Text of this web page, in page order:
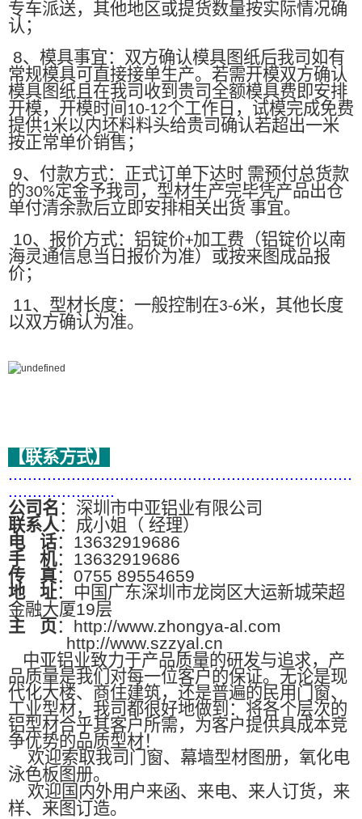
专车派送，其他地区或提货数量按实际情况确
认；
8、模具事宜：双方确认模具图纸后我司如有
常规模具可直接接单生产。若需开模双方确认
模具图纸且在我司收到贵司全额模具费即安排
开模，开模时间 10-12个工作日，试模完成免费
提供1米以内坯料料头给贵司确认若超出一米
按正常单价销售；
9、付款方式：正式订单下达时 需预付总货款
的30%定金予我司，型材生产完毕凭产品出仓
单付清余款后立即安排相关出货 事宜。
10、报价方式：铝锭价+加工费（铝锭价以南
海灵通信息当日报价为准）或按来图成品报
价；
11、型材长度：一般控制在3-6米，其他长度
以双方确认为准。
【联系方式】
.......................................................................
......................
公司名 ：深圳市中亚铝业有限公司
联系人：成小姐（ 经理）
电
话：13632919686
手 机：13632919686
传
真：0755 89554659
地
址：中国广东深圳市龙岗区大运新城荣超
金融大厦19层
主
页：http://www.zhongya-al.com
http://www.szzyal.cn
中亚铝业致力于产品质量的研发与追求，产
品质量是我们对每一位客户的保证。无论是现
代化大楼、商住建筑，还是普遍的民用门窗、
工业型材，我司都很好地做到：将各个层次的
铝型材合乎其客户所需，为客户提供具成本竞
争优势的品质型材！
欢迎索取我司门窗、幕墙型材图册，氧化电
泳色板图册。
欢迎国内外用户来函、来电、来人订货，来
样、来图订造。